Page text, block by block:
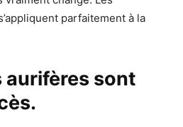
parfaitement à la
aurifères sont